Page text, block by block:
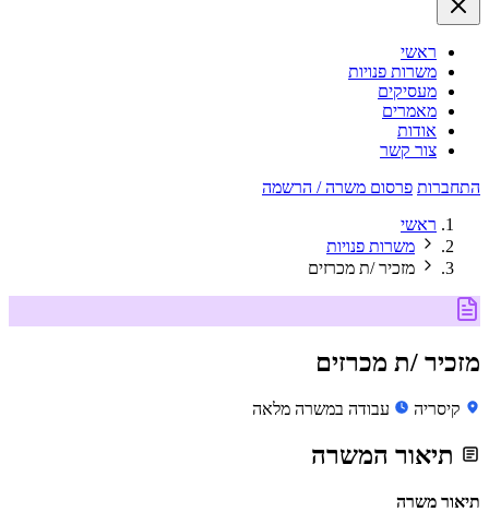
ראשי
משרות פנויות
מעסיקים
מאמרים
אודות
צור קשר
התחברות פרסום משרה / הרשמה
ראשי
משרות פנויות
מזכיר /ת מכרזים
מזכיר /ת מכרזים
קיסריה עבודה במשרה מלאה
תיאור המשרה
תיאור משרה